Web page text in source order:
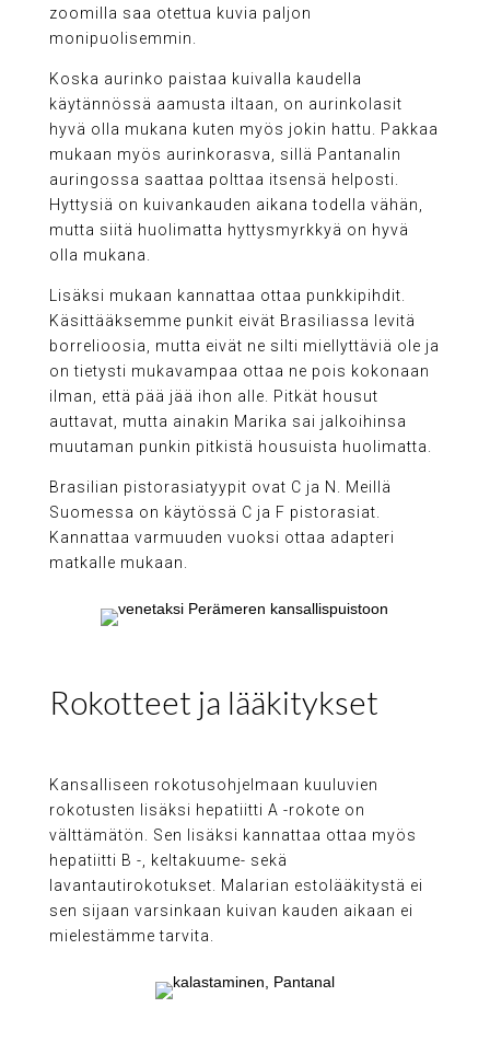
zoomilla saa otettua kuvia paljon
monipuolisemmin.
Koska aurinko paistaa kuivalla kaudella
käytännössä aamusta iltaan, on aurinkolasit
hyvä olla mukana kuten myös jokin hattu. Pakkaa
mukaan myös aurinkorasva, sillä Pantanalin
auringossa saattaa polttaa itsensä helposti.
Hyttysiä on kuivankauden aikana todella vähän,
mutta siitä huolimatta hyttysmyrkkyä on hyvä
olla mukana.
Lisäksi mukaan kannattaa ottaa punkkipihdit.
Käsittääksemme punkit eivät Brasiliassa levitä
borrelioosia, mutta eivät ne silti miellyttäviä ole ja
on tietysti mukavampaa ottaa ne pois kokonaan
ilman, että pää jää ihon alle. Pitkät housut
auttavat, mutta ainakin Marika sai jalkoihinsa
muutaman punkin pitkistä housuista huolimatta.
Brasilian pistorasiatyypit ovat C ja N. Meillä
Suomessa on käytössä C ja F pistorasiat.
Kannattaa varmuuden vuoksi ottaa adapteri
matkalle mukaan.
Rokotteet ja lääkitykset
Kansalliseen rokotusohjelmaan kuuluvien
rokotusten lisäksi hepatiitti A -rokote on
välttämätön. Sen lisäksi kannattaa ottaa myös
hepatiitti B -, keltakuume- sekä
lavantautirokotukset. Malarian estolääkitystä ei
sen sijaan varsinkaan kuivan kauden aikaan ei
mielestämme tarvita.